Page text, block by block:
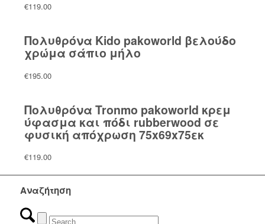
€119.00
Πολυθρόνα Kido pakoworld βελούδο
χρώμα σάπιο μήλο
€195.00
Πολυθρόνα Tronmo pakoworld κρεμ
ύφασμα και πόδι rubberwood σε
φυσική απόχρωση 75x69x75εκ
€119.00
Αναζήτηση